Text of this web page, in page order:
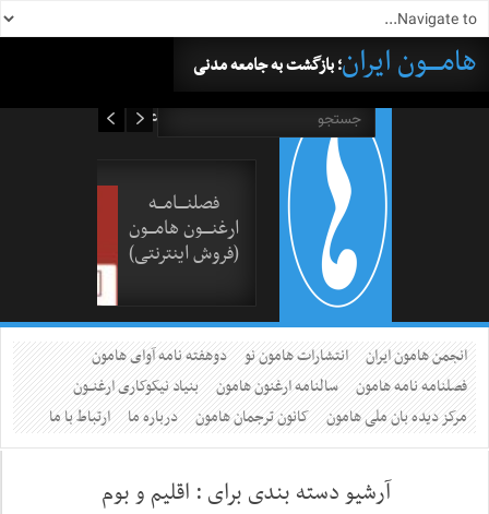
هامــــون ایران؛ بازگشت به جامعه مدنی
فصلنــــامـــه
ارغنــــون هامـــون
(فروش اینترنتی)
انجمن هامون ایران انتشارات هامون نو
دوهفته نامه آوای هامون
فصلنامه نامه هامون
سالنامه ارغنون هامون
بنیاد نیکوکاری ارغنــون
مرکز دیده بان ملی هامون
کانون ترجمان هامون درباره ما ارتباط با ما
آرشیو دسته بندی برای : اقلیم و بوم